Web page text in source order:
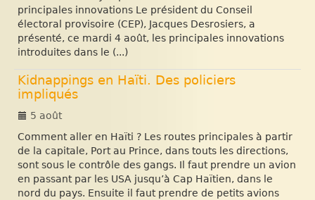
principales innovations Le président du Conseil
électoral provisoire (CEP), Jacques Desrosiers, a
présenté, ce mardi 4 août, les principales innovations
introduites dans le (...)
Kidnappings en Haïti. Des policiers
impliqués
5 août
Comment aller en Haïti ? Les routes principales à partir
de la capitale, Port au Prince, dans touts les directions,
sont sous le contrôle des gangs. Il faut prendre un avion
en passant par les USA jusqu’à Cap Haïtien, dans le
nord du pays. Ensuite il faut prendre de petits avions